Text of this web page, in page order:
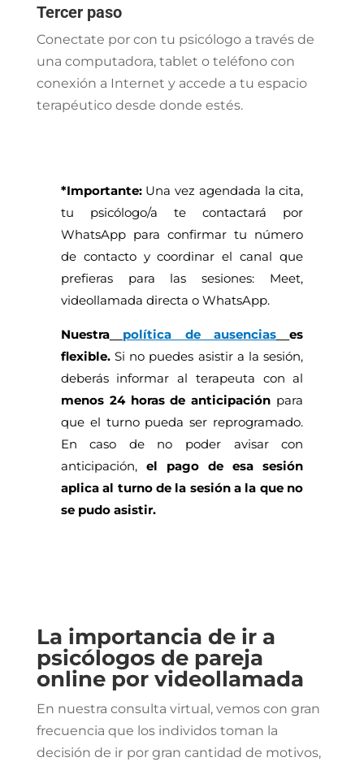
Tercer paso
Conectate por con tu psicólogo a través de
una computadora, tablet o teléfono con
conexión a Internet y accede a tu espacio
terapéutico desde donde estés.
*Importante:Una vez agendada la cita,
tu psicólogo/a te contactará por
WhatsApp para confirmar tu número
de contacto y coordinar el canal que
prefieras para las sesiones: Meet,
videollamada directa o WhatsApp.
Nuestra política de ausencias
es
flexible.Si no puedes asistir a la sesión,
deberás informar al terapeuta con al
menos 24 horas de anticipación para
que el turno pueda ser reprogramado.
En caso de no poder avisar con
anticipación, el pago de esa sesión
aplica al turno de la sesión a la que no
se pudo asistir.
La importancia de ir a
psicólogos de pareja
online por videollamada
En nuestra consulta virtual, vemos con gran
frecuencia que los individos toman la
decisión de ir por gran cantidad de motivos,